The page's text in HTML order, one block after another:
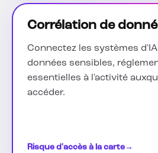
Corrélation de
Connectez les systèmes
données sensibles,
essentielles à l'activité
accéder.
Risque d'accès à la carte→